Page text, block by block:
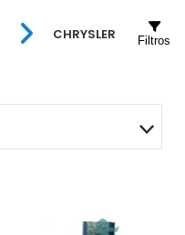
CHRYSLER Filtros